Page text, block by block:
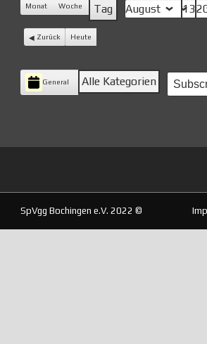
Monat Woche Tag Monat
Tag
Jahr
Zurück Heute
Kategorien
General Alle Kategorien
SpVgg Bochingen e.V. 2022 ©